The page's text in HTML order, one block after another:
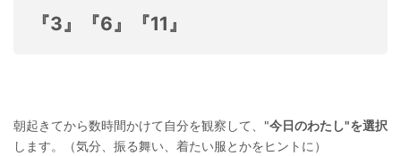
『3』『6』『11』
朝起きてから数時間かけて自分を観察して、"今日のわたし"を選択
します。（気分、振る舞い、着たい服とかをヒントに）